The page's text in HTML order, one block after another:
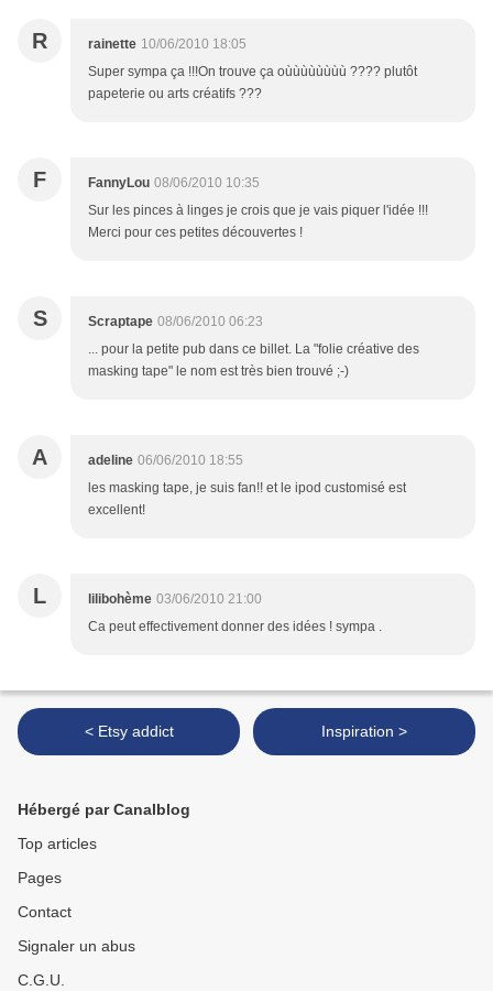
R rainette 10/06/2010 18:05
Super sympa ça !!!On trouve ça oùùùùùùùù ???? plutôt
papeterie ou arts créatifs ???
F FannyLou 08/06/2010 10:35
Sur les pinces à linges je crois que je vais piquer l'idée !!!
Merci pour ces petites découvertes !
S Scraptape 08/06/2010 06:23
... pour la petite pub dans ce billet. La "folie créative des
masking tape" le nom est très bien trouvé ;-)
A adeline 06/06/2010 18:55
les masking tape, je suis fan!! et le ipod customisé est
excellent!
L lilibohème 03/06/2010 21:00
Ca peut effectivement donner des idées ! sympa .
< Etsy addict Inspiration >
Hébergé par Canalblog
Top articles
Pages
Contact
Signaler un abus
C.G.U.